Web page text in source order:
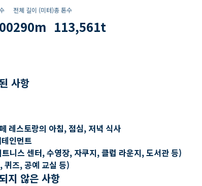
전체 길이 (미터)
290m
총 톤수
113,561t
사항
레스토랑의 아침, 점심, 저녁 식사
인먼트
니스 센터, 수영장, 자쿠지, 클럽 라운지, 도서관 등)
퀴즈, 공예 교실 등)
지 않은 사항